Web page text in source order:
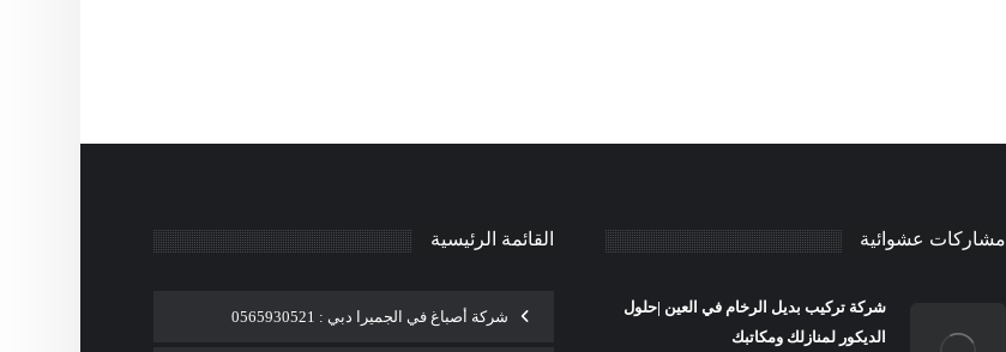
مشاركات عشوائية
شركة تركيب بديل الرخام في العين |حلول
الديكور لمنازلك ومكاتبك
القائمة الرئيسية
شركة أصباغ في الجميرا دبي : 0565930521